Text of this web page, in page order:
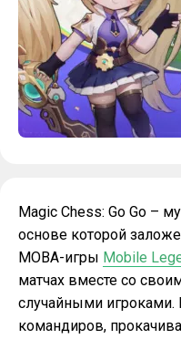
Magic Chess: Go Go –
основе которой
MOBA-игры Mobile
матчах вместе со
случайными игроками.
командиров,